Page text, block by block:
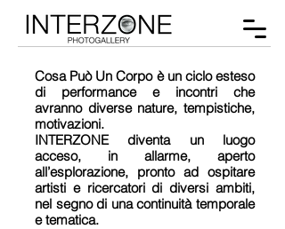
Cosa Può Un Corpo è un ciclo esteso
di performance e incontri che
avranno diverse nature, tempistiche,
motivazioni.
INTERZONE diventa un luogo
acceso, in allarme, aperto
all’esplorazione, pronto ad ospitare
artisti e ricercatori di diversi ambiti,
nel segno di una continuità temporale
e tematica.